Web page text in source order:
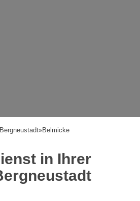
Bergneustadt»Belmicke
in Ihrer